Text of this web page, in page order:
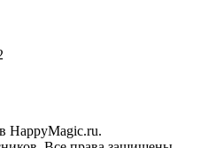
HappyMagic.ru.